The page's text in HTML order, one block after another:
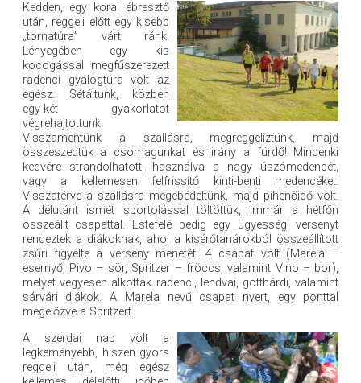
Kedden, egy korai ébresztő
után, reggeli előtt egy kisebb
„tornatúra” várt ránk.
Lényegében egy kis
kocogással megfűszerezett
radenci gyalogtúra volt az
egész. Sétáltunk, közben
egy-két gyakorlatot
végrehajtottunk.
Visszamentünk a szállásra, megreggeliztünk, majd
összeszedtük a csomagunkat és irány a fürdő! Mindenki
kedvére strandolhatott, használva a nagy úszómedencét,
vagy a kellemesen felfrissítő kinti-benti medencéket.
Visszatérve a szállásra megebédeltünk, majd pihenőidő volt.
A délutánt ismét sportolással töltöttük, immár a hétfőn
összeállt csapattal. Estefelé pedig egy ügyességi versenyt
rendeztek a diákoknak, ahol a kísérőtanárokból összeállított
zsűri figyelte a verseny menetét. 4 csapat volt (Marela –
esernyő, Pivo – sör, Spritzer – fröccs, valamint Vino – bor),
melyet vegyesen alkottak radenci, lendvai, gotthárdi, valamint
sárvári diákok. A Marela nevű csapat nyert, egy ponttal
megelőzve a Spritzert.
A szerdai nap volt a
legkeményebb, hiszen gyors
reggeli után, még egész